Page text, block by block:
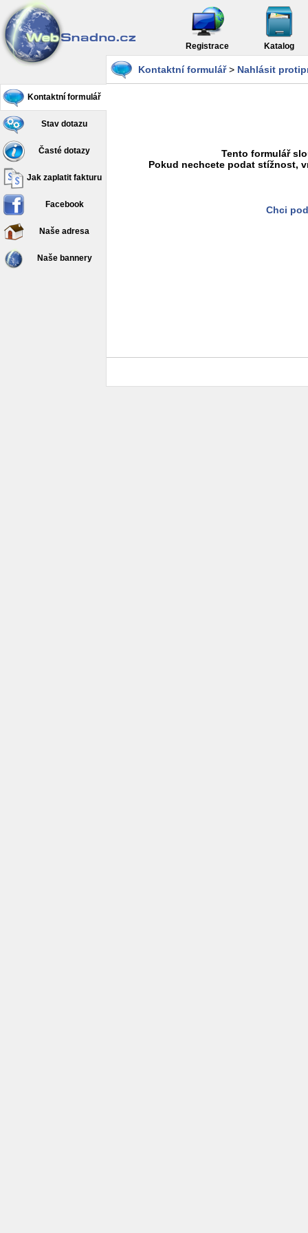
Registrace Katalog
Kontaktní formulář
Stav dotazu
Časté dotazy
Jak zaplatit fakturu
Facebook
Naše adresa
Naše bannery
Kontaktní formulář> Nahlásit
Tento formulář
Pokud nechcete podat stížnost,
Chci